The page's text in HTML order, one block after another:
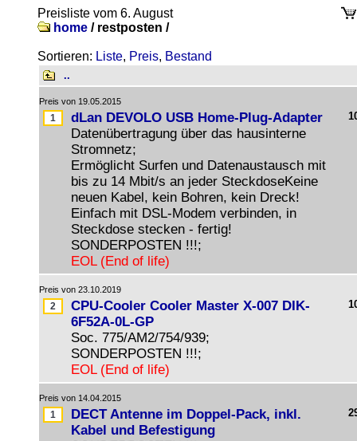
Preisliste vom 6. August
home / restposten /
Sortieren: Liste, Preis, Bestand
..
Preis von 19.05.2015
dLan DEVOLO USB Home-Plug-Adapter
Datenübertragung über das hausinterne
Stromnetz;
Ermöglicht Surfen und Datenaustausch mit
bis zu 14 Mbit/s an jeder SteckdoseKeine
neuen Kabel, kein Bohren, kein Dreck!
Einfach mit DSL-Modem verbinden, in
Steckdose stecken - fertig!
SONDERPOSTEN !!!;
EOL (End of life)
Preis von 23.10.2019
CPU-Cooler Cooler Master X-007 DIK-
6F52A-0L-GP
Soc. 775/AM2/754/939;
SONDERPOSTEN !!!;
EOL (End of life)
Preis von 14.04.2015
DECT Antenne im Doppel-Pack, inkl.
Kabel und Befestigung